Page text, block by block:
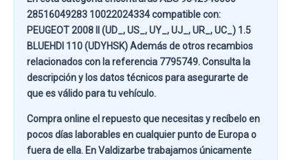
28516049283 10022024334 compatible con:
PEUGEOT 2008 II (UD_, US_, UY_, UJ_, UR_, UC_) 1.5
BLUEHDI 110 (UDYHSK)Además de otros recambios
relacionados con la referencia 7795749. Consulta la
descripción y los datos técnicos para asegurarte de
que es válido para tu vehículo.
Compra online el repuesto que necesitas y recíbelo en
pocos días laborables en cualquier punto de Europa o
fuera de ella. EnValdizarbetrabajamos únicamente